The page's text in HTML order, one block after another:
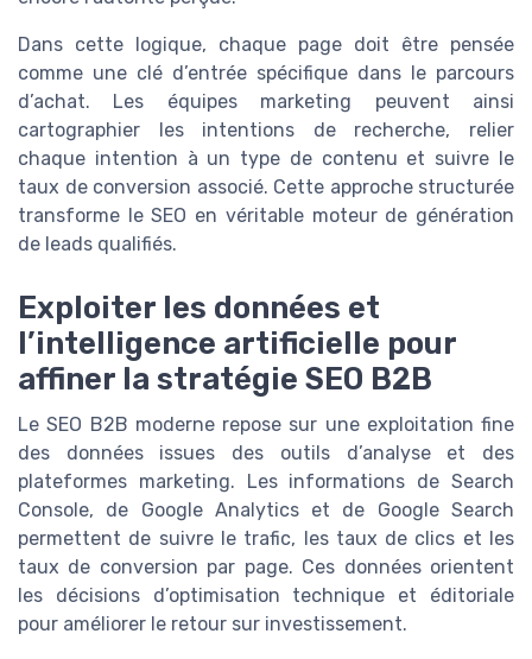
Dans cette logique, chaque page doit être pensée
comme une clé d’entrée spécifique dans le parcours
d’achat. Les équipes marketing peuvent ainsi
cartographier les intentions de recherche, relier
chaque intention à un type de contenu et suivre le
taux de conversion associé. Cette approche structurée
transforme le SEO en véritable moteur de génération
de leads qualifiés.
Exploiter les données et
l’intelligence artificielle pour
affiner la stratégie SEO B2B
Le SEO B2B moderne repose sur une exploitation fine
des données issues des outils d’analyse et des
plateformes marketing. Les informations de Search
Console, de Google Analytics et de Google Search
permettent de suivre le trafic, les taux de clics et les
taux de conversion par page. Ces données orientent
les décisions d’optimisation technique et éditoriale
pour améliorer le retour sur investissement.